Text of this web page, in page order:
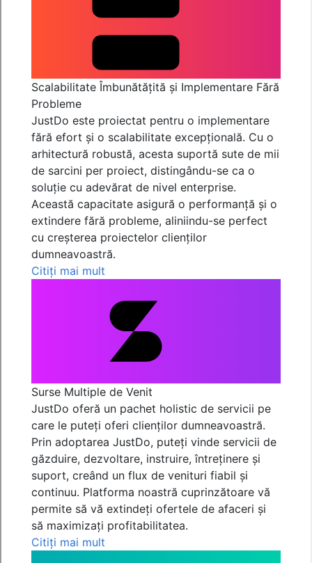
Scalabilitate Îmbunătățită și Implementare Fără
Probleme
JustDo este proiectat pentru o implementare
fără efort și o scalabilitate excepțională. Cu o
arhitectură robustă, acesta suportă sute de mii
de sarcini per proiect, distingându-se ca o
soluție cu adevărat de nivel enterprise.
Această capacitate asigură o performanță și o
extindere fără probleme, aliniindu-se perfect
cu creșterea proiectelor clienților
dumneavoastră.
Citiți mai mult
Surse Multiple de Venit
JustDo oferă un pachet holistic de servicii pe
care le puteți oferi clienților dumneavoastră.
Prin adoptarea JustDo, puteți vinde servicii de
găzduire, dezvoltare, instruire, întreținere și
suport, creând un flux de venituri fiabil și
continuu. Platforma noastră cuprinzătoare vă
permite să vă extindeți ofertele de afaceri și
să maximizați profitabilitatea.
Citiți mai mult